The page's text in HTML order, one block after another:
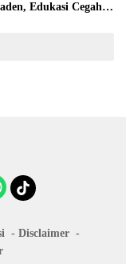
Edukasi Cegah
Disclaimer